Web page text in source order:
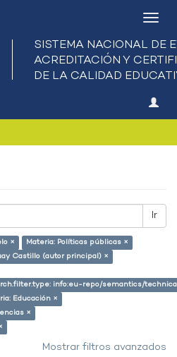
Ir
×
Materia: Políticas públicas ×
Castillo (autor principal) ×
info:eu-repo/semantics/
Educación ×
×
Mostrar filtros avanzados